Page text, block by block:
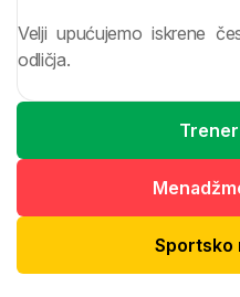
Velji upućujemo iskrene
odličja.
Sportsko